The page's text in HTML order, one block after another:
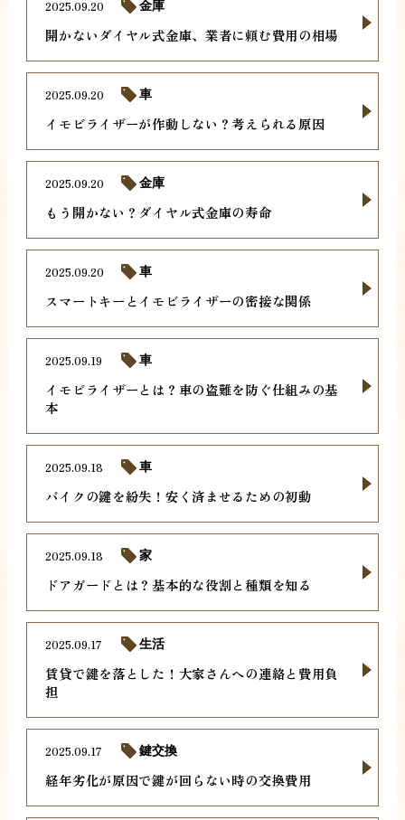
開かないダイヤル式金庫、業者に頼む費用の相場
2025.09.20 金庫
イモビライザーが作動しない？考えられる原因
2025.09.20 車
もう開かない？ダイヤル式金庫の寿命
2025.09.20 金庫
スマートキーとイモビライザーの密接な関係
2025.09.20 車
イモビライザーとは？車の盗難を防ぐ仕組みの基
本
2025.09.19 車
バイクの鍵を紛失！安く済ませるための初動
2025.09.18 車
ドアガードとは？基本的な役割と種類を知る
2025.09.18 家
賃貸で鍵を落とした！大家さんへの連絡と費用負
担
2025.09.17 生活
経年劣化が原因で鍵が回らない時の交換費用
2025.09.17 鍵交換